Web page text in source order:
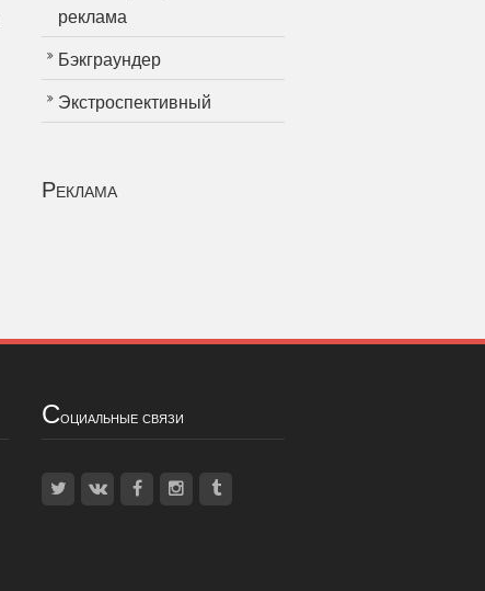
реклама
Бэкграундер
Экстроспективный
Реклама
Социальные связи